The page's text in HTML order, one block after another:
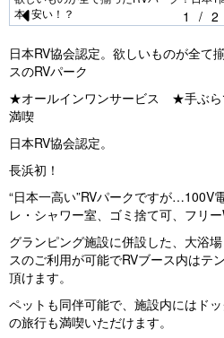
e
vi
o
u
s
本1安い！？
1 / 2
日本RV協会認定。欲しいものが全て
スのRVパーク
★オールインワンサービス ★手ぶ
満喫
日本RV協会認定。
長浜初！
“日本一高い”RVパークですが…100V
レ・シャワー室、ゴミ捨て可、フリ
グランピング施設に併設した、大浴
スのご利用が可能でRVブース内はテ
頂けます。
ペットも同伴可能で、施設内にはド
の旅行も満喫いただけます。